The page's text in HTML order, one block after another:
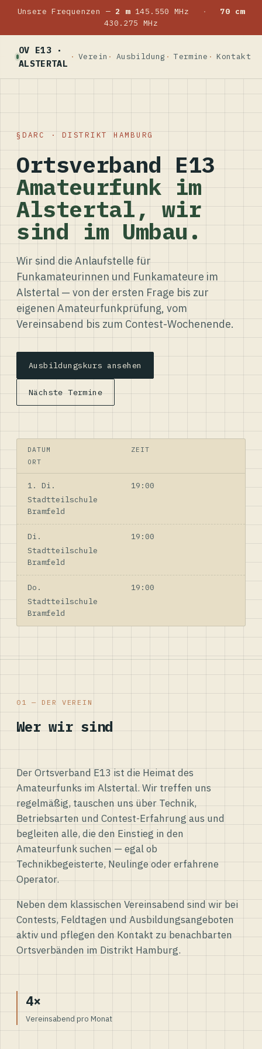
Unsere Frequenzen — 2 m145.550 MHz ·
70 cm
430.275 MHz
OV E13 ·
ALSTERTAL
Verein Ausbildung Termine Kontakt
DARC · DISTRIKT HAMBURG
Ortsverband E13
Amateurfunk im
Alstertal, wir
sind im Umbau.
Wir sind die Anlaufstelle für
Funkamateurinnen und Funkamateure im
Alstertal — von der ersten Frage bis zur
eigenen Amateurfunkprüfung, vom
Vereinsabend bis zum Contest-Wochenende.
Ausbildungskurs ansehen
Nächste Termine
DATUM
ZEIT
ORT
1. Di.
19:00
Stadtteilschule
Bramfeld
Di.
19:00
Stadtteilschule
Bramfeld
Do.
19:00
Stadtteilschule
Bramfeld
01 — DER VEREIN
Wer wir sind
Der Ortsverband E13 ist die Heimat des
Amateurfunks im Alstertal. Wir treffen uns
regelmäßig, tauschen uns über Technik,
Betriebsarten und Contest-Erfahrung aus und
begleiten alle, die den Einstieg in den
Amateurfunk suchen — egal ob
Technikbegeisterte, Neulinge oder erfahrene
Operator.
Neben dem klassischen Vereinsabend sind wir bei
Contests, Feldtagen und Ausbildungsangeboten
aktiv und pflegen den Kontakt zu benachbarten
Ortsverbänden im Distrikt Hamburg.
4×
Vereinsabend pro Monat